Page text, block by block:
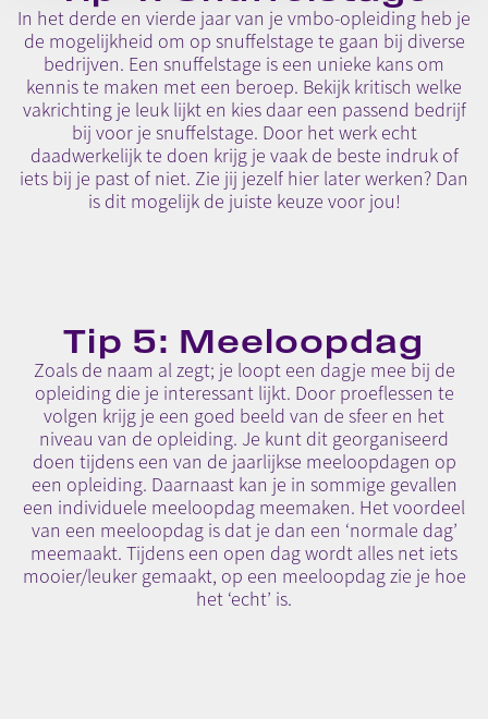
In het derde en vierde jaar van je vmbo-opleiding heb je
de mogelijkheid om op snuffelstage te gaan bij diverse
bedrijven. Een snuffelstage is een unieke kans om
kennis te maken met een beroep. Bekijk kritisch welke
vakrichting je leuk lijkt en kies daar een passend bedrijf
bij voor je snuffelstage. Door het werk echt
daadwerkelijk te doen krijg je vaak de beste indruk of
iets bij je past of niet. Zie jij jezelf hier later werken? Dan
is dit mogelijk de juiste keuze voor jou!
Tip 5: Meeloopdag
Zoals de naam al zegt; je loopt een dagje mee bij de
opleiding die je interessant lijkt. Door proeflessen te
volgen krijg je een goed beeld van de sfeer en het
niveau van de opleiding. Je kunt dit georganiseerd
doen tijdens een van de jaarlijkse meeloopdagen op
een opleiding. Daarnaast kan je in sommige gevallen
een individuele meeloopdag meemaken. Het voordeel
van een meeloopdag is dat je dan een ‘normale dag’
meemaakt. Tijdens een open dag wordt alles net iets
mooier/leuker gemaakt, op een meeloopdag zie je hoe
het ‘echt’ is.